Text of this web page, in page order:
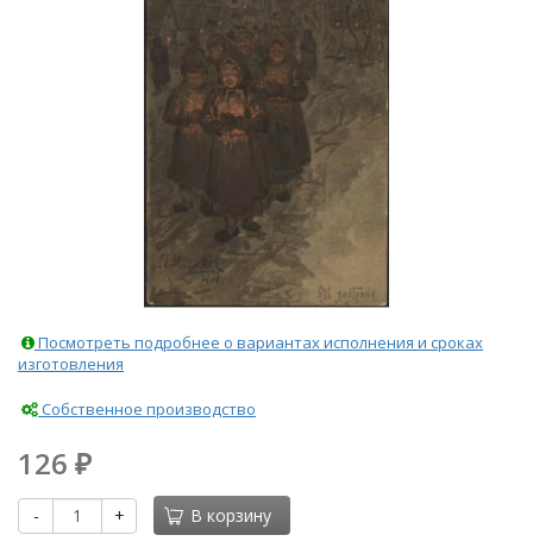
Посмотреть подробнее о вариантах исполнения и сроках
изготовления
Собственное производство
126 ₽
- + В корзину